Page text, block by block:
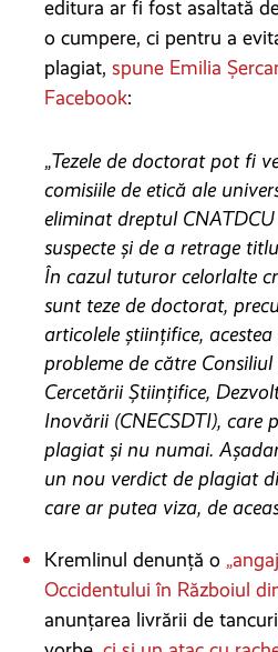
editura ar fi fost asaltată
o cumpere, ci pentru a
plagiat, spune Emilia
Facebook:
„Tezele de doctorat pot fi
comisiile de etică ale
eliminat dreptul
suspecte și de a retrage
În cazul tuturor celorlalte
sunt teze de doctorat,
articolele științifice,
probleme de către
Cercetării Științifice,
Inovării (CNECSDTI), care
plagiat și nu numai.
un nou verdict de plagiat
care ar putea viza, de
Kremlinul denunţă o
Occidentului în Războiul
anunţarea livrării de